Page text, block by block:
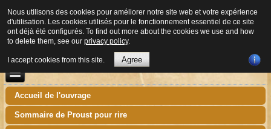
Accueil de l'ouvrage
Sommaire de Proust pour rire
Nous utilisons des cookies pour améliorer notre site web et votre expérience
d'utilisation. Les cookies utilisés pour le fonctionnement essentiel de ce site
ont déjà été configurés. To find out more about the cookies we use and how
to delete them, see our privacy policy.
I accept cookies from this site. Agree